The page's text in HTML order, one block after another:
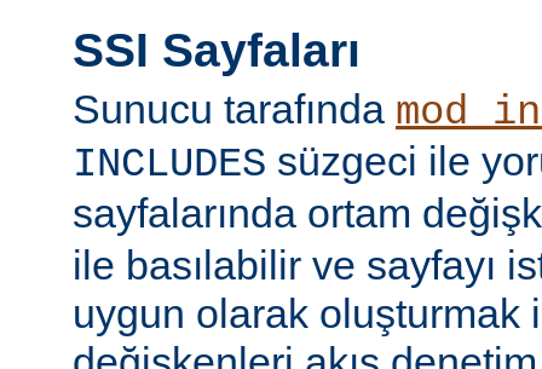
SSI Sayfaları
Sunucu tarafında
INCLUDES süzgeci ile
sayfalarında ortam
ile basılabilir ve sayfayı
uygun olarak oluşturmak